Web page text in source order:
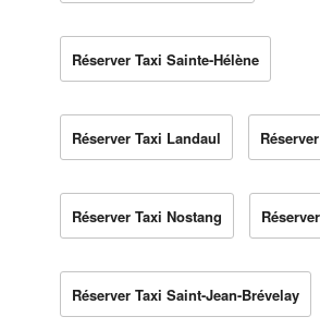
Réserver Taxi Sainte-Hélène
Réserver Taxi Landaul
Réserver Taxi Nostang
Réserver Taxi Saint-Jean-Brévelay